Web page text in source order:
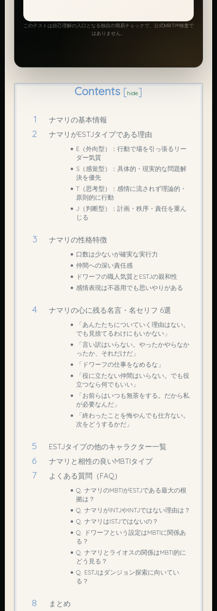
このテストは自己理解の入口となる独自の簡易チェックで、公式MBTI®検査で
はありません。
Contents [hide]
ナマリの基本情報
ナマリがESTJタイプである理由
E（外向型）：行動で場を引っ張るリー
ダー気質
S（感覚型）：具体的・現実的な問題解
決を優先
T（思考型）：感情に流されず理論的・
原則的に行動
J（判断型）：計画・秩序・責任を重ん
じる
ナマリの性格特徴
口数は少ないが確実な実行力
仲間への深い責任感
ドワーフの職人気質とESTJの親和性
感情表現は不器用でも思いやりがある
ナマリの心に残る名言・名セリフ 6選
「あんたたちについていく理由はない。
でも見捨てるわけにもいかない」
「言い訳はいらない。やったかやらなか
ったか、それだけだ」
「ドワーフの仕事をなめるな」
「役に立たない仲間はいらない。でも役
立つなら何でもいい」
「お前らはいつも無茶をする。だから私
が必要なんだ」
「終わったことを悔やんでも仕方ない。
次をどうするかだ」
ESTJタイプの他のキャラクター一覧
ナマリと相性の良いMBTIタイプ
よくある質問（FAQ）
Q. ナマリのMBTIがESTJである最大の根
拠は？
Q. ナマリがINTJやINTJではない理由は？
Q. ナマリはISTJではないの？
Q. ドワーフという設定はMBTIに関係あ
る？
Q. ナマリとライオスの関係はMBTI的に
どう見る？
Q. ESTJはダンジョン探索に向いてい
る？
まとめ